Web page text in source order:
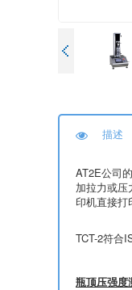
描述
AT2E公司
加拉力或
印机直接打
TCT-2符合
瓶顶压强度